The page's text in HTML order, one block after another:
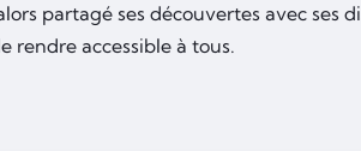
partagé ses découvertes avec ses
rendre accessible à tous.